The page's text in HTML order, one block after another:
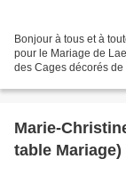
Bonjour à tous et à
pour le Mariage de
des Cages décorés
Marie-
table Mariage)